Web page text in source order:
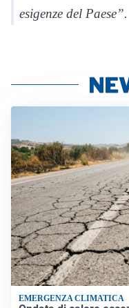
esigenze del Paese”.
EMERGENZA CLIMATICA